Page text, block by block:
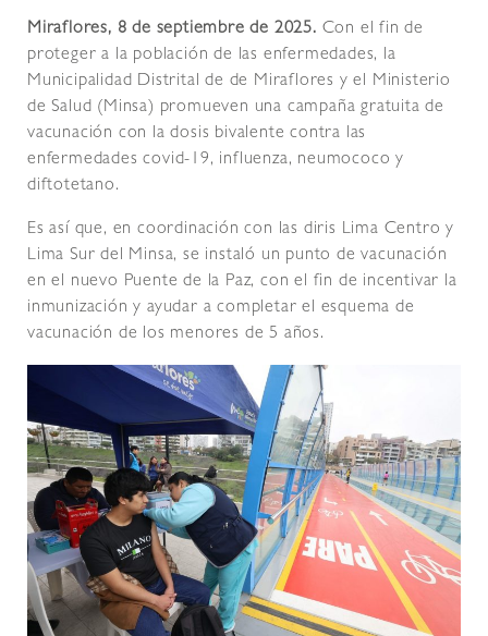
Miraflores, 8 de septiembre de 2025. Con el fin de
proteger a la población de las enfermedades, la
Municipalidad Distrital de de Miraflores y el Ministerio
de Salud (Minsa) promueven una campaña gratuita de
vacunación con la dosis bivalente contra las
enfermedades covid-19, influenza, neumococo y
diftotetano.
Es así que, en coordinación con las diris Lima Centro y
Lima Sur del Minsa, se instaló un punto de vacunación
en el nuevo Puente de la Paz, con el fin de incentivar la
inmunización y ayudar a completar el esquema de
vacunación de los menores de 5 años.